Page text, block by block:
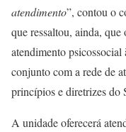
atendimento”, contou o
que ressaltou, ainda,
atendimento
conjunto com a rede de
princípios e diretrizes do
A unidade oferecerá